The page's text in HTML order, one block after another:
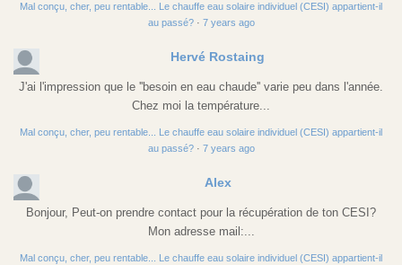
Mal conçu, cher, peu rentable... Le chauffe eau solaire individuel (CESI) appartient-il
au passé?· 7 years ago
Hervé Rostaing
J'ai l'impression que le ''besoin en eau chaude'' varie peu dans l'année.
Chez moi la température...
Mal conçu, cher, peu rentable... Le chauffe eau solaire individuel (CESI) appartient-il
au passé?· 7 years ago
Alex
Bonjour, Peut-on prendre contact pour la récupération de ton CESI?
Mon adresse mail:...
Mal conçu, cher, peu rentable... Le chauffe eau solaire individuel (CESI) appartient-il